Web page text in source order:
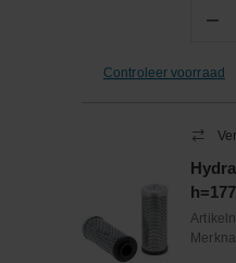
−
Controleer voorraad